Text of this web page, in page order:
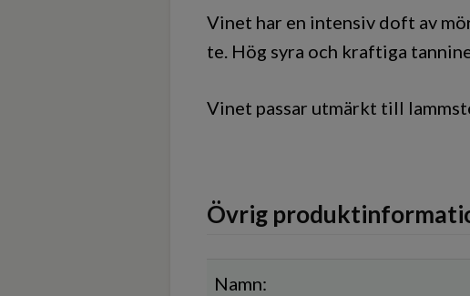
Vinet har en intensiv doft av
te. Hög syra och kraftiga
Vinet passar utmärkt till
Övrig
Namn: